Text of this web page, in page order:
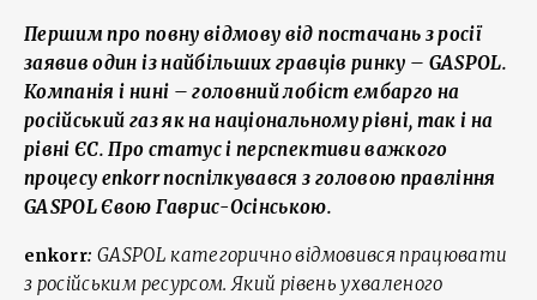
Першим про повну відмову від постачань з росії
заявив один із найбільших гравців ринку – GASPOL.
Компанія і нині – головний лобіст ембарго на
російський газ як на національному рівні, так і на
рівні ЄС. Про статус і перспективи важкого
процесу enkorr поспілкувався з головою правління
GASPOL Євою Гаврис-Осінською.
enkorr: GASPOL категорично відмовився працювати
з російським ресурсом. Який рівень ухваленого